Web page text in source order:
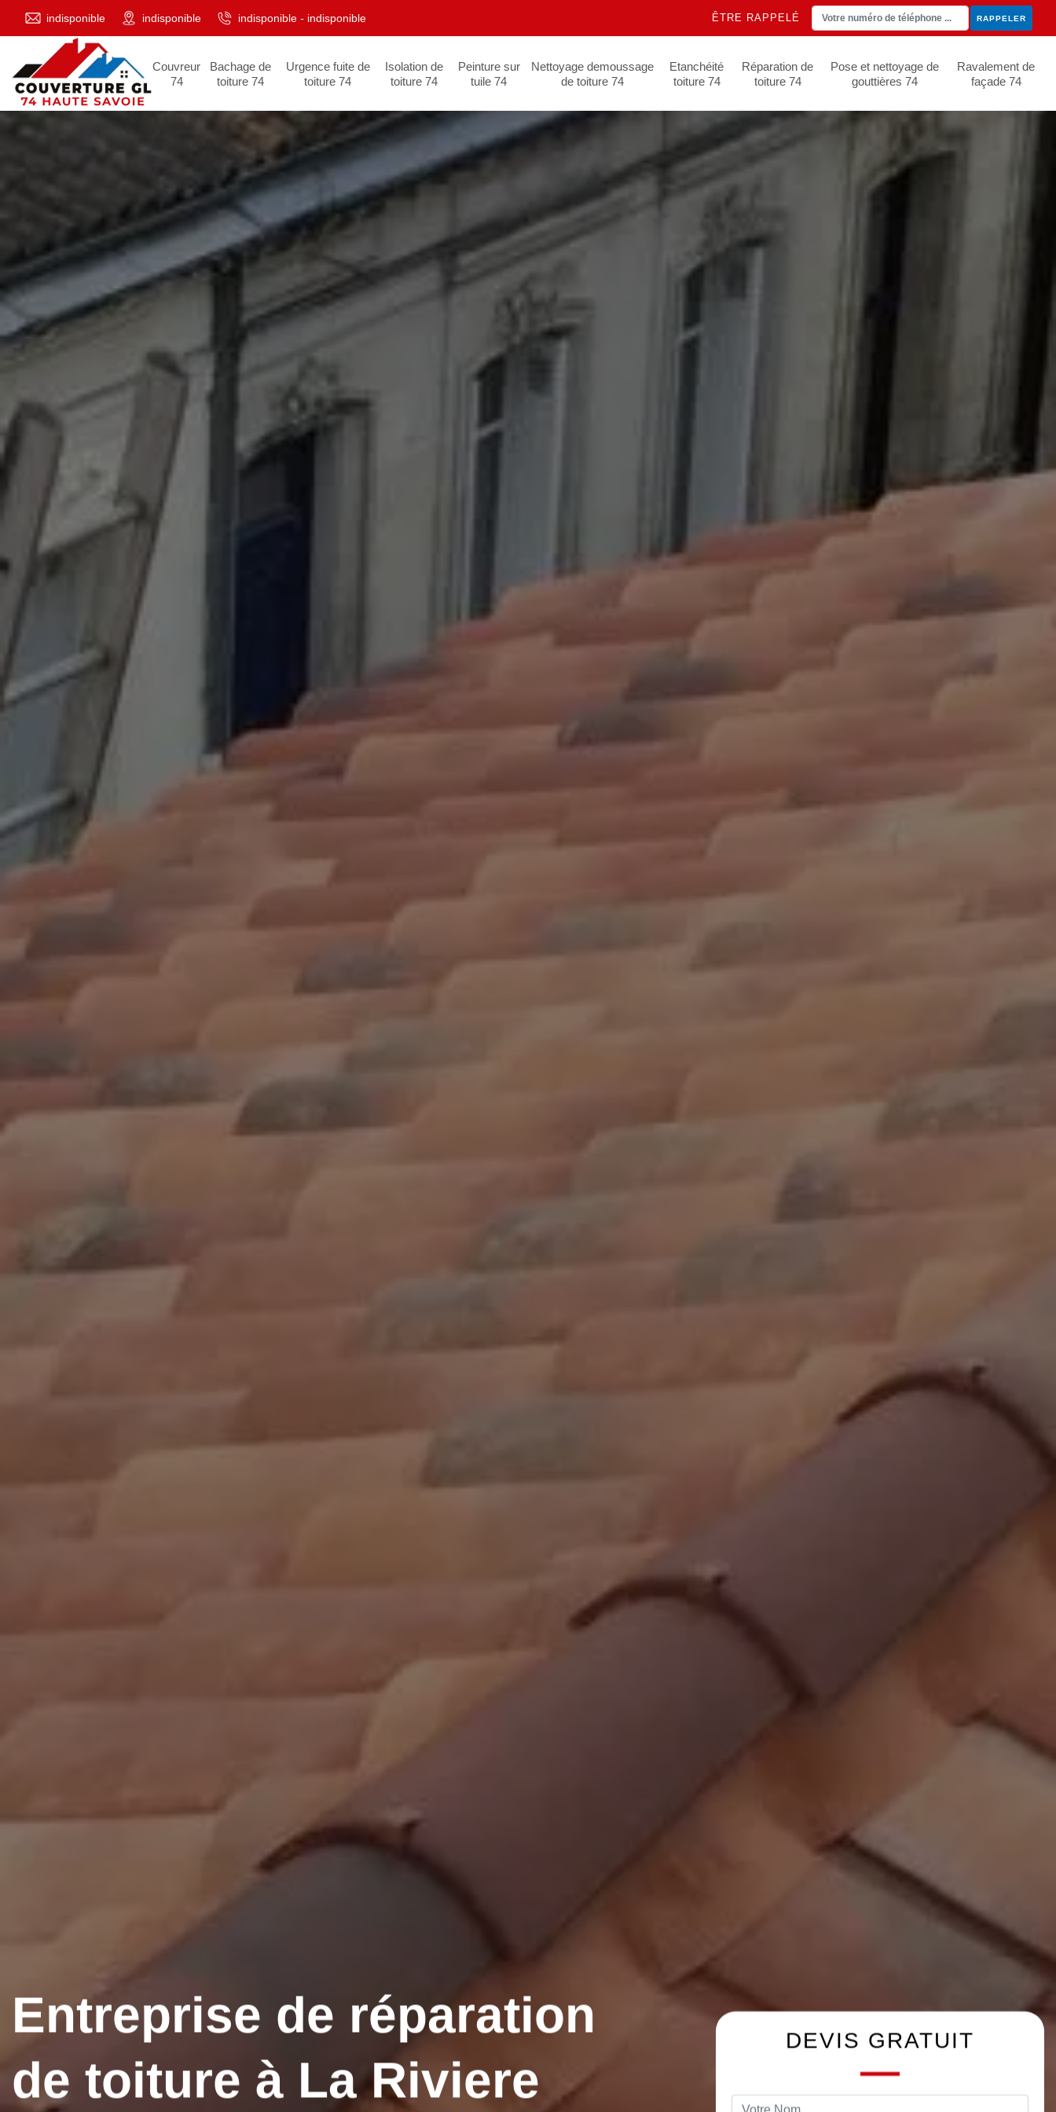
indisponible indisponible indisponible - indisponible ÊTRE RAPPELÉ
Couvreur
74
Bachage de
toiture 74
Urgence fuite de
toiture 74
Isolation de
toiture 74
Peinture sur
tuile 74
Nettoyage demoussage
de toiture 74
Etanchéité
toiture 74
Réparation de
toiture 74
Pose et nettoyage de
gouttières 74
Ravalement de
façade 74
Entreprise de réparation
de toiture à La Riviere
DEVIS GRATUIT